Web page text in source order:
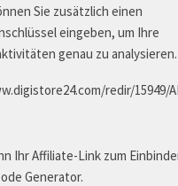
Sie zusätzlich einen
eingeben, um Ihre
genau zu analysieren.
redir/15949/
Ihr Affiliate-Link zum
Generator.